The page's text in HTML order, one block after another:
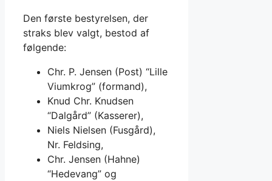
Den første bestyrelsen, der
straks blev valgt, bestod af
følgende:
Chr. P. Jensen (Post) “Lille
Viumkrog” (formand),
Knud Chr. Knudsen
“Dalgård” (Kasserer),
Niels Nielsen (Fusgård),
Nr. Feldsing,
Chr. Jensen (Hahne)
“Hedevang” og